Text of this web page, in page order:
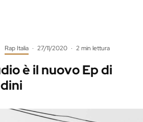
Rap Italia · 27/11/2020 · 2 min lettura
è il nuovo Ep di